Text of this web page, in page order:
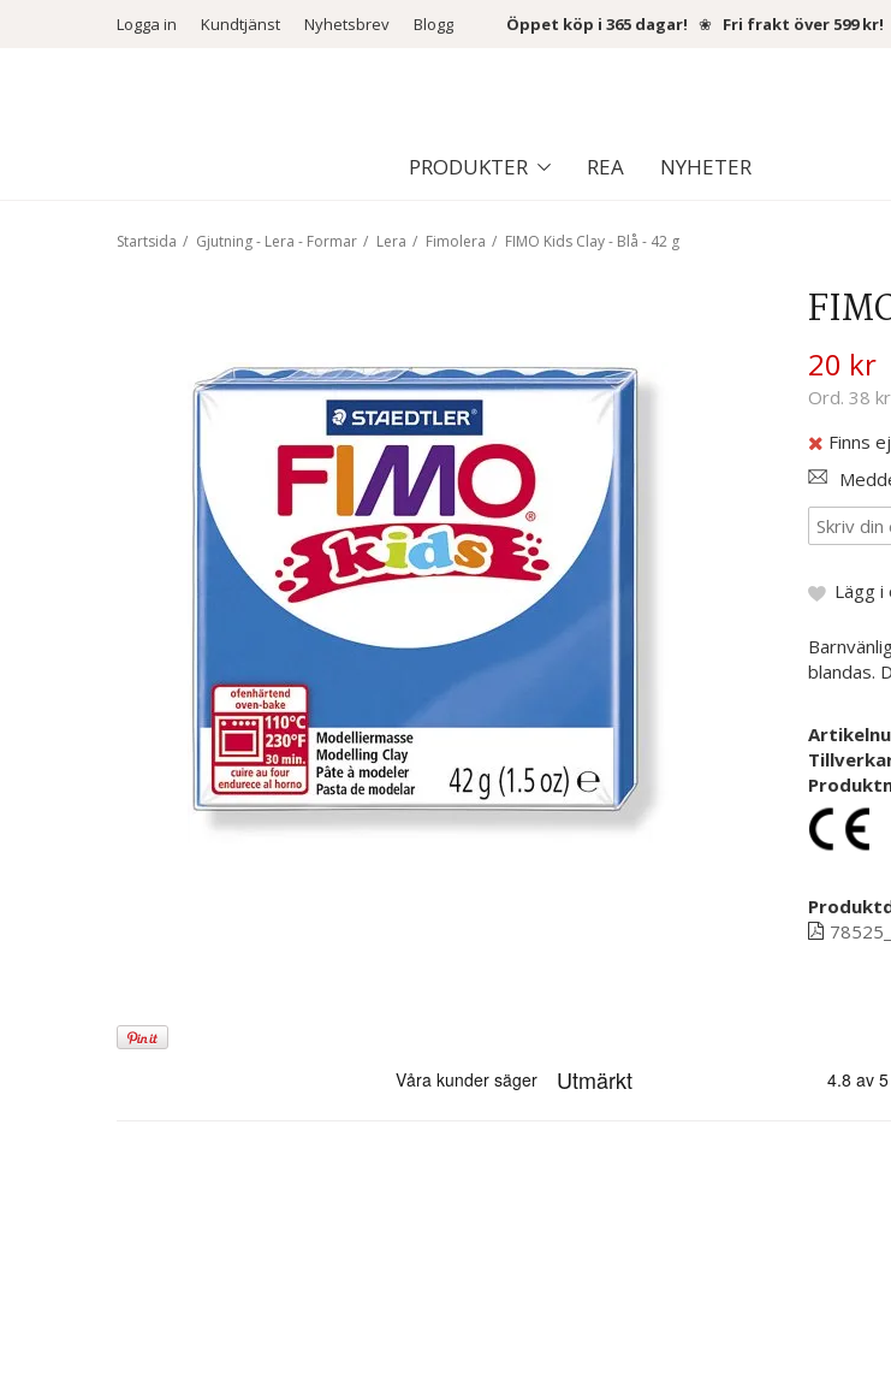
Logga in Kundtjänst Nyhetsbrev Blogg Öppet köp i 365 dagar! ❀ Fri frakt över 599 kr!
PRODUKTER REA NYHETER
Startsida / Gjutning - Lera - Formar / Lera / Fimolera / FIMO Kids Clay - Blå - 42 g
20 kr
Ord. 38
Finns
Lägg i
blandas.